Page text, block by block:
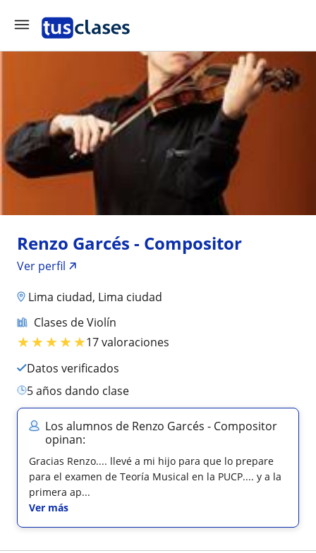
Renzo Garcés - Compositor
Ver perfil
Lima ciudad, Lima ciudad
Clases de Violín
★★★★★17 valoraciones
Datos verificados
5 años dando clase
Los alumnos de Renzo Garcés - Compositor
opinan:
Gracias Renzo.... llevé a mi hijo para que lo prepare
para el examen de Teoría Musical en la PUCP.... y a la
primera ap...
Ver más